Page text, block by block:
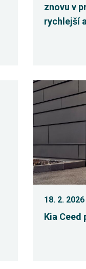
znovu v
rychlejší
18. 2. 2026
Kia Ceed